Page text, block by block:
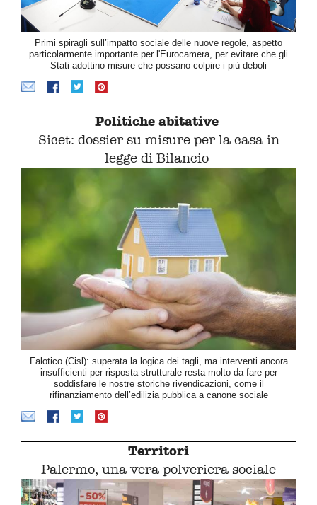
Primi spiragli sull’impatto sociale delle nuove regole, aspetto
particolarmente importante per l'Eurocamera, per evitare che gli
Stati adottino misure che possano colpire i più deboli
Politiche abitative
Sicet: dossier su misure per la casa in
legge di Bilancio
Falotico (Cisl): superata la logica dei tagli, ma interventi ancora
insufficienti per risposta strutturale resta molto da fare per
soddisfare le nostre storiche rivendicazioni, come il
rifinanziamento dell’edilizia pubblica a canone sociale
Territori
Palermo, una vera polveriera sociale